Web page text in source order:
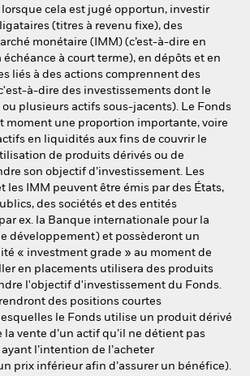
lorsque cela est jugé opportun, investir
(titres à revenu fixe), des
monétaire (IMM) (c’est-à-dire en
échéance à court terme), en dépôts et en
liés à des actions comprennent des
à-dire des investissements dont le
ou plusieurs actifs sous-jacents). Le Fonds
moment une proportion importante, voire
en liquidités aux fins de couvrir le
de produits dérivés ou de
son objectif d’investissement. Les
les IMM peuvent être émis par des États,
des sociétés et des entités
ex. la Banque internationale pour la
développement) et possèderont un
« investment grade » au moment de
en placements utilisera des produits
l'objectif d'investissement du Fonds.
des positions courtes
le Fonds utilise un produit dérivé
vente d’un actif qu’il ne détient pas
l’intention de l’acheter
prix inférieur afin d’assurer un bénéfice).